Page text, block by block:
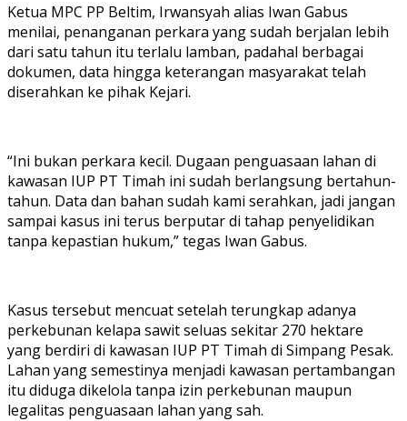
Ketua MPC PP Beltim, Irwansyah alias Iwan Gabus
menilai, penanganan perkara yang sudah berjalan lebih
dari satu tahun itu terlalu lamban, padahal berbagai
dokumen, data hingga keterangan masyarakat telah
diserahkan ke pihak Kejari.
“Ini bukan perkara kecil. Dugaan penguasaan lahan di
kawasan IUP PT Timah ini sudah berlangsung bertahun-
tahun. Data dan bahan sudah kami serahkan, jadi jangan
sampai kasus ini terus berputar di tahap penyelidikan
tanpa kepastian hukum,” tegas Iwan Gabus.
Kasus tersebut mencuat setelah terungkap adanya
perkebunan kelapa sawit seluas sekitar 270 hektare
yang berdiri di kawasan IUP PT Timah di Simpang Pesak.
Lahan yang semestinya menjadi kawasan pertambangan
itu diduga dikelola tanpa izin perkebunan maupun
legalitas penguasaan lahan yang sah.